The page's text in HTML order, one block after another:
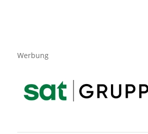
Werbung